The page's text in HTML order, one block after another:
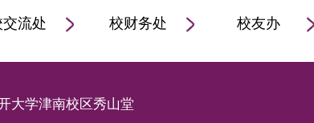
交流处 校财务处 校友办
大学津南校区秀山堂